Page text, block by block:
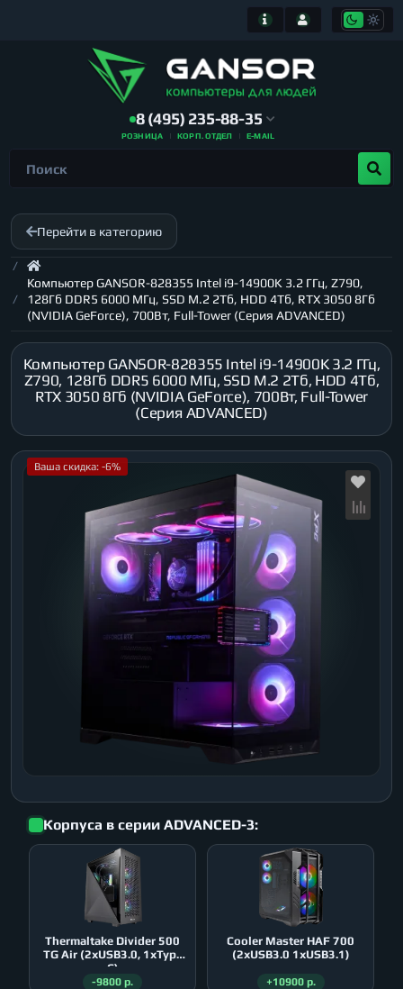
8 (495) 235-88-35
РОЗНИЦА КОРП. ОТДЕЛ E-MAIL
Перейти в категорию
Компьютер GANSOR-828355 Intel i9-14900K 3.2 ГГц, Z790,
128Гб DDR5 6000 МГц, SSD M.2 2Тб, HDD 4Тб, RTX 3050 8Гб
(NVIDIA GeForce), 700Вт, Full-Tower (Серия ADVANCED)
Компьютер GANSOR-828355 Intel i9-14900K 3.2 ГГц,
Z790, 128Гб DDR5 6000 МГц, SSD M.2 2Тб, HDD 4Тб,
RTX 3050 8Гб (NVIDIA GeForce), 700Вт, Full-Tower
(Серия ADVANCED)
Ваша скидка: -6%
Корпуса в серии ADVANCED-3:
Thermaltake Divider 500
TG Air (2xUSB3.0, 1xType
C)
-9800 р.
Cooler Master HAF 700
(2xUSB3.0 1xUSB3.1)
+10900 р.